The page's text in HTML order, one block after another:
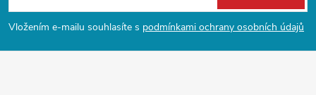
p
a
Vložením e-mailu souhlasíte s podmínkami ochrany osobních údajů